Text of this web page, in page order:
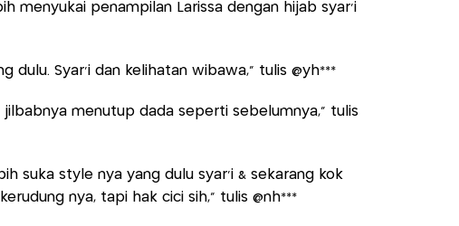
menyukai penampilan Larissa dengan hijab syar'i
dulu. Syar'i dan kelihatan wibawa," tulis @yh***
menutup dada seperti sebelumnya," tulis
suka style nya yang dulu syar'i & sekarang kok
nya, tapi hak cici sih," tulis @nh***